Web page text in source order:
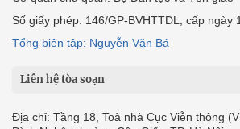
Số giấy phép: 146/GP-BVHTTDL, cấp ngày
Tổng biên tập: Nguyễn Văn Bá
Liên hệ tòa soạn
Địa chỉ: Tầng 18, Toà nhà Cục Viễn thông